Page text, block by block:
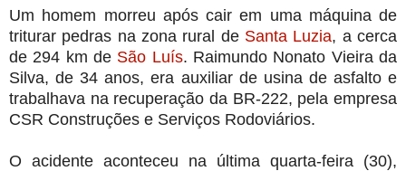
Um homem morreu após cair em uma máquina de
triturar pedras na zona rural de Santa Luzia, a cerca
de 294 km de São Luís. Raimundo Nonato Vieira da
Silva, de 34 anos, era auxiliar de usina de asfalto e
trabalhava na recuperação da BR-222, pela empresa
CSR Construções e Serviços Rodoviários.
O acidente aconteceu na última quarta-feira (30),